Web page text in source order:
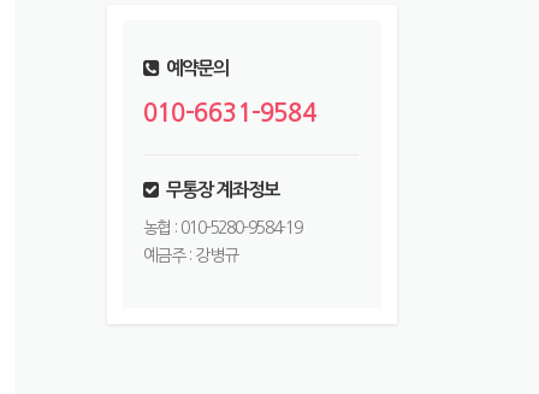
예약문의
010-6631-9584
무통장 계좌정보
농협 : 010-5280-9584-19
예금주 : 강병규